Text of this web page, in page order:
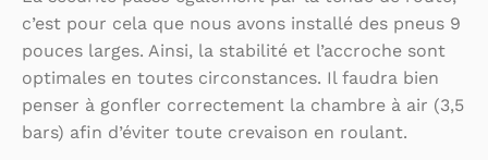
c’est pour cela que nous avons installé des pneus 9
pouces larges. Ainsi, la stabilité et l’accroche sont
optimales en toutes circonstances. Il faudra bien
penser à gonfler correctement la chambre à air (3,5
bars) afin d’éviter toute crevaison en roulant.